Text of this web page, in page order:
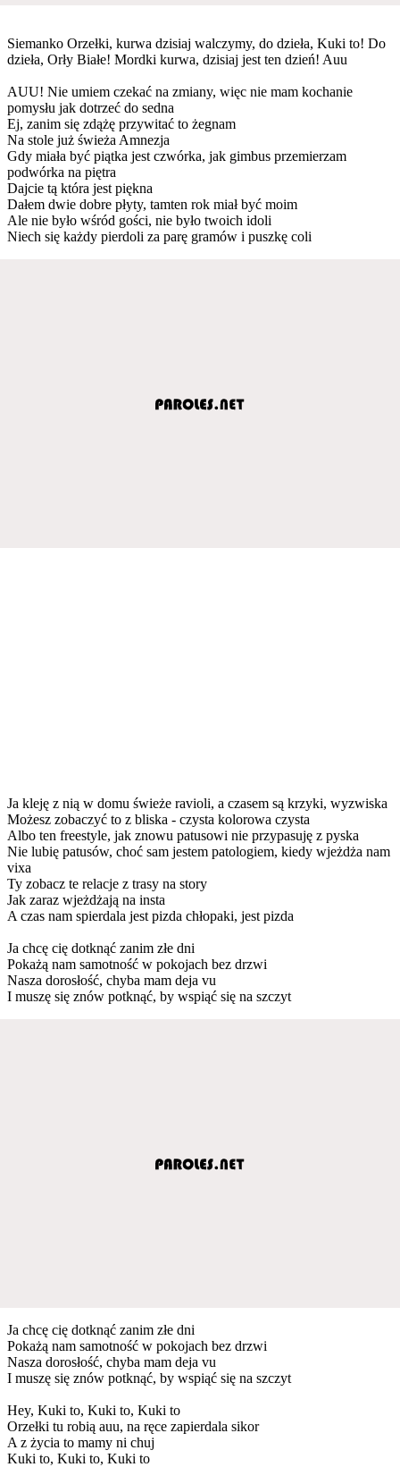
Siemanko Orzełki, kurwa dzisiaj walczymy, do dzieła, Kuki to! Do
dzieła, Orły Białe! Mordki kurwa, dzisiaj jest ten dzień! Auu
AUU! Nie umiem czekać na zmiany, więc nie mam kochanie
pomysłu jak dotrzeć do sedna
Ej, zanim się zdążę przywitać to żegnam
Na stole już świeża Amnezja
Gdy miała być piątka jest czwórka, jak gimbus przemierzam
podwórka na piętra
Dajcie tą która jest piękna
Dałem dwie dobre płyty, tamten rok miał być moim
Ale nie było wśród gości, nie było twoich idoli
Niech się każdy pierdoli za parę gramów i puszkę coli
Ja kleję z nią w domu świeże ravioli, a czasem są krzyki, wyzwiska
Możesz zobaczyć to z bliska - czysta kolorowa czysta
Albo ten freestyle, jak znowu patusowi nie przypasuję z pyska
Nie lubię patusów, choć sam jestem patologiem, kiedy wjeżdża nam
vixa
Ty zobacz te relacje z trasy na story
Jak zaraz wjeżdżają na insta
A czas nam spierdala jest pizda chłopaki, jest pizda
Ja chcę cię dotknąć zanim złe dni
Pokażą nam samotność w pokojach bez drzwi
Nasza dorosłość, chyba mam deja vu
I muszę się znów potknąć, by wspiąć się na szczyt
Ja chcę cię dotknąć zanim złe dni
Pokażą nam samotność w pokojach bez drzwi
Nasza dorosłość, chyba mam deja vu
I muszę się znów potknąć, by wspiąć się na szczyt
Hey, Kuki to, Kuki to, Kuki to
Orzełki tu robią auu, na ręce zapierdala sikor
A z życia to mamy ni chuj
Kuki to, Kuki to, Kuki to